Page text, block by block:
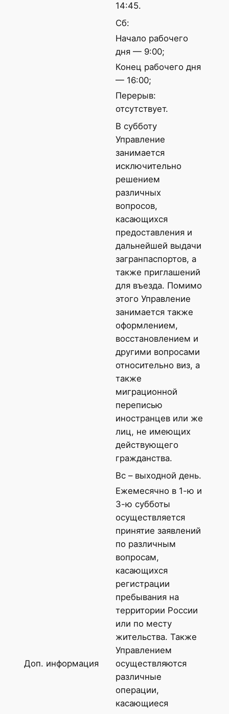
14:45.
Сб:
Начало рабочего
дня — 9:00;
Конец рабочего дня
— 16:00;
Перерыв:
отсутствует.
В субботу
Управление
занимается
исключительно
решением
различных
вопросов,
касающихся
предоставления и
дальнейшей выдачи
загранпаспортов, а
также приглашений
для въезда. Помимо
этого Управление
занимается также
оформлением,
восстановлением и
другими вопросами
относительно виз, а
также
миграционной
переписью
иностранцев или же
лиц, не имеющих
действующего
гражданства.
Вс – выходной день.
Доп. информация
Ежемесячно в 1-ю и
3-ю субботы
осуществляется
принятие заявлений
по различным
вопросам,
касающихся
регистрации
пребывания на
территории России
или по месту
жительства. Также
Управлением
осуществляются
различные
операции,
касающиеся